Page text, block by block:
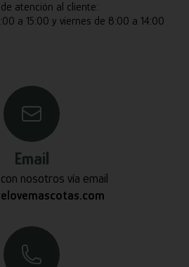
atención al cliente:
a 15:00 y viernes de 8:00 a 14:00
Email
nosotros vía email